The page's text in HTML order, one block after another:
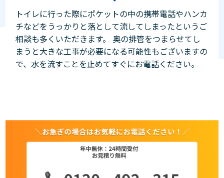
トイレに行った際にポケットの中の携帯電話やハンカ
チなどをうっかりと落として流してしまったというご
相談も多くいただきます。 奥の排管をつまらせてし
まうと大きな工事が必要になる可能性もございますの
で、水を流すことを止めてすぐにお電話ください。